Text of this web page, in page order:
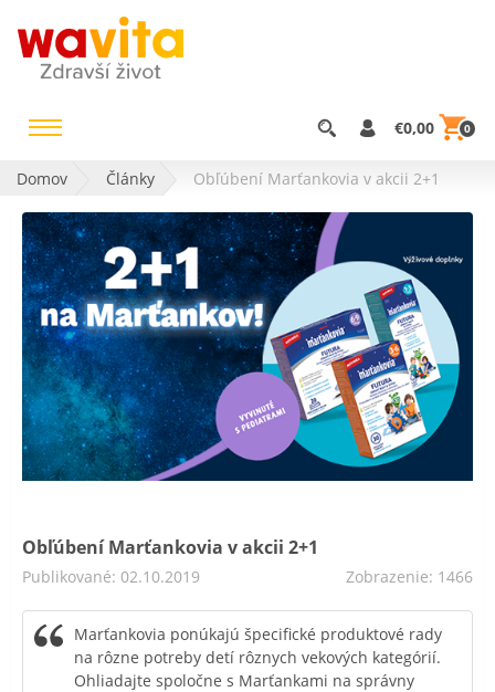
€0,00 0
Domov Články Obľúbení Marťankovia v akcii 2+1
Obľúbení Marťankovia v akcii 2+1
Publikované: 02.10.2019 Zobrazenie: 1466
Marťankovia ponúkajú špecifické produktové rady
na rôzne potreby detí rôznych vekových kategórií.
Ohliadajte spoločne s Marťankami na správny